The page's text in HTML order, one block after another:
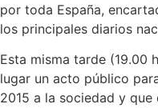
por toda España,
los principales diarios
Esta misma tarde (19.00
lugar un acto público
2015 a la sociedad y